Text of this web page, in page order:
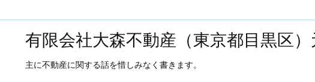
有限会社大森不動産（東京都目黒区
主に不動産に関する話を惜しみなく書きます。